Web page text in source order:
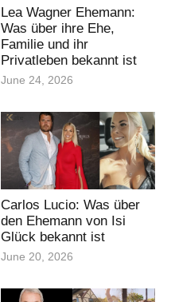
Lea Wagner Ehemann:
Was über ihre Ehe,
Familie und ihr
Privatleben bekannt ist
June 24, 2026
Carlos Lucio: Was über
den Ehemann von Isi
Glück bekannt ist
June 20, 2026